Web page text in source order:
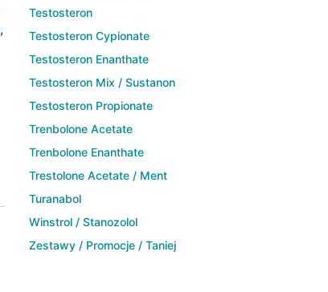
,
Testosteron
Testosteron Cypionate
Testosteron Enanthate
Testosteron Mix / Sustanon
Testosteron Propionate
Trenbolone Acetate
Trenbolone Enanthate
Trestolone Acetate / Ment
Turanabol
Winstrol / Stanozolol
Zestawy / Promocje / Taniej